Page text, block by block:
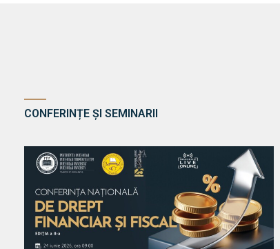
CONFERINȚE ȘI SEMINARII